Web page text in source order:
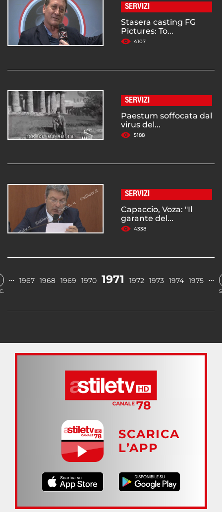
SERVIZI
Stasera casting FG
Pictures: To...
4107
SERVIZI
Paestum soffocata dal
virus del...
5188
SERVIZI
Capaccio, Voza: "Il
garante del...
4338
… 1967 1968 1969 1970 1971 1972 1973 1974 1975 …
SCARICA
L’APP